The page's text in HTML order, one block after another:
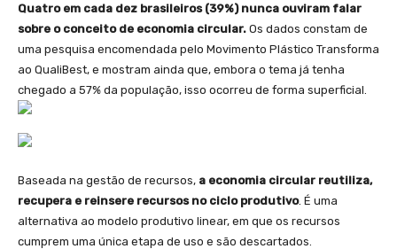
Quatro em cada dez brasileiros (39%) nunca ouviram falar
sobre o conceito de economia circular. Os dados constam de
uma pesquisa encomendada pelo Movimento Plástico Transforma
ao QualiBest, e mostram ainda que, embora o tema já tenha
chegado a 57% da população, isso ocorreu de forma superficial.
Baseada na gestão de recursos, a economia circular reutiliza,
recupera e reinsere recursos no ciclo produtivo. É uma
alternativa ao modelo produtivo linear, em que os recursos
cumprem uma única etapa de uso e são descartados.